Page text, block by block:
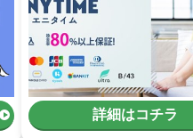
詳細はコチラ